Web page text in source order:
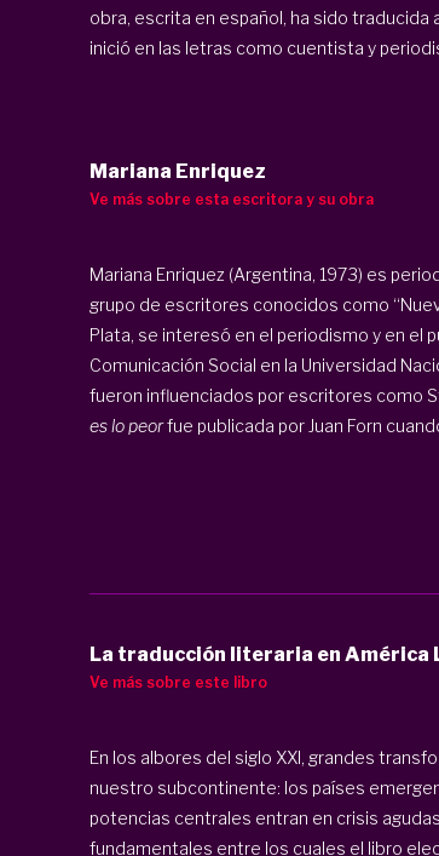
obra, escrita en español, ha sido traducida
inició en las letras como cuentista y
Mariana Enriquez
Ve más sobre esta escritora y su obra
Mariana Enriquez (Argentina, 1973) es
grupo de escritores conocidos como
Plata, se interesó en el periodismo y en el
Comunicación Social en la Universidad
fueron influenciados por escritores como
es lo peorfue publicada por Juan Forn
La traducción literaria en América
Ve más sobre este libro
En los albores del siglo XXI, grandes
nuestro subcontinente: los países
potencias centrales entran en crisis
fundamentales entre los cuales el libro